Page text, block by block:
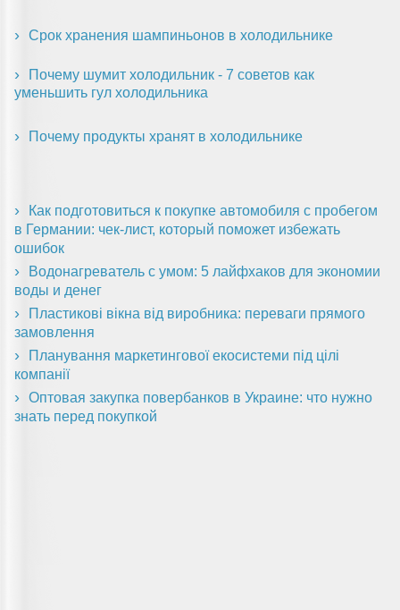
Срок хранения шампиньонов в холодильнике
Почему шумит холодильник - 7 советов как
уменьшить гул холодильника
Почему продукты хранят в холодильнике
Как подготовиться к покупке автомобиля с пробегом
в Германии: чек-лист, который поможет избежать
ошибок
Водонагреватель с умом: 5 лайфхаков для экономии
воды и денег
Пластикові вікна від виробника: переваги прямого
замовлення
Планування маркетингової екосистеми під цілі
компанії
Оптовая закупка повербанков в Украине: что нужно
знать перед покупкой